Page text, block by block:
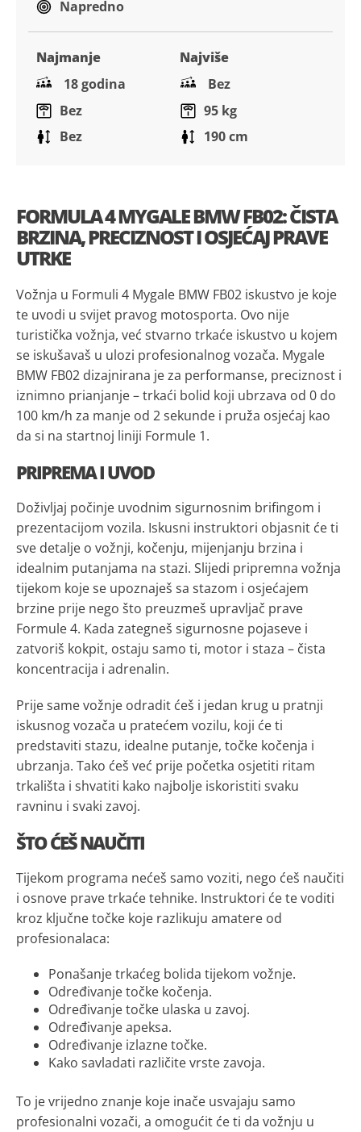
Napredno
Najmanje
Najviše
18 godina
Bez
Bez
95 kg
Bez
190 cm
FORMULA 4 MYGALE BMW FB02: ČISTA
BRZINA, PRECIZNOST I OSJEĆAJ PRAVE
UTRKE
Vožnja u Formuli 4 Mygale BMW FB02 iskustvo je koje
te uvodi u svijet pravog motosporta. Ovo nije
turistička vožnja, već stvarno trkaće iskustvo u kojem
se iskušavaš u ulozi profesionalnog vozača. Mygale
BMW FB02 dizajnirana je za performanse, preciznost i
iznimno prianjanje – trkaći bolid koji ubrzava od 0 do
100 km/h za manje od 2 sekunde i pruža osjećaj kao
da si na startnoj liniji Formule 1.
PRIPREMA I UVOD
Doživljaj počinje uvodnim sigurnosnim brifingom i
prezentacijom vozila. Iskusni instruktori objasnit će ti
sve detalje o vožnji, kočenju, mijenjanju brzina i
idealnim putanjama na stazi. Slijedi pripremna vožnja
tijekom koje se upoznaješ sa stazom i osjećajem
brzine prije nego što preuzmeš upravljač prave
Formule 4. Kada zategneš sigurnosne pojaseve i
zatvoriš kokpit, ostaju samo ti, motor i staza – čista
koncentracija i adrenalin.
Prije same vožnje odradit ćeš i jedan krug u pratnji
iskusnog vozača u pratećem vozilu, koji će ti
predstaviti stazu, idealne putanje, točke kočenja i
ubrzanja. Tako ćeš već prije početka osjetiti ritam
trkališta i shvatiti kako najbolje iskoristiti svaku
ravninu i svaki zavoj.
ŠTO ĆEŠ NAUČITI
Tijekom programa nećeš samo voziti, nego ćeš naučiti
i osnove prave trkaće tehnike. Instruktori će te voditi
kroz ključne točke koje razlikuju amatere od
profesionalaca:
Ponašanje trkaćeg bolida tijekom vožnje.
Određivanje točke kočenja.
Određivanje točke ulaska u zavoj.
Određivanje apeksa.
Određivanje izlazne točke.
Kako savladati različite vrste zavoja.
To je vrijedno znanje koje inače usvajaju samo
profesionalni vozači, a omogućit će ti da vožnju u